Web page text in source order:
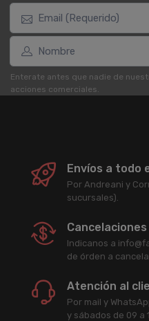
Enterate antes que nadie de
acciones comerciales.
Envíos a todo
Por Andreani y
sucursales).
Indicanos a
de órden a
Atención al
Por mail y
y sábados de 09 a